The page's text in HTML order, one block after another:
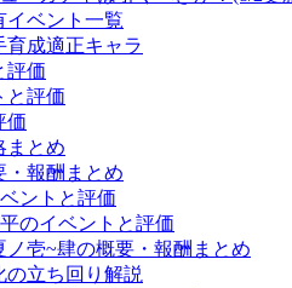
イベント一覧
育成適正キャラ
評価
と評価
価
まとめ
・報酬まとめ
ントと評価
のイベントと評価
ノ壱~肆の概要・報酬まとめ
の立ち回り解説